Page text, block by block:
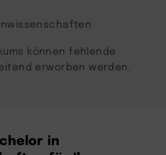
können fehlende
erworben werden.
in